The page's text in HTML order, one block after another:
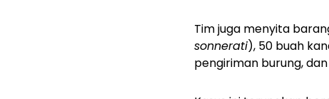
Tim juga menyita
sonnerati), 50 buah
pengiriman burung, dan